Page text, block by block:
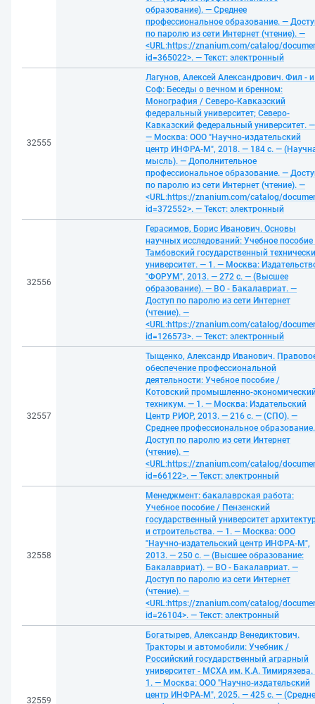
образование). — Среднее
профессиональное образование. —
по паролю из сети Интернет (чтение). —
<URL:https://znanium.com/catalog/
id=365022>. — Текст: электронный
32555
Лагунов, Алексей Александрович. Фил -
Соф: Беседы о вечном и бренном:
Монография / Северо-Кавказский
федеральный университет; Северо-
Кавказский федеральный университет.
— Москва: ООО "Научно-издательский
центр ИНФРА-М", 2018. — 184 с. —
мысль). — Дополнительное
профессиональное образование. —
по паролю из сети Интернет (чтение). —
<URL:https://znanium.com/catalog/
id=372552>. — Текст: электронный
32556
Герасимов, Борис Иванович. Основы
научных исследований: Учебное
Тамбовский государственный
университет. — 1. — Москва:
"ФОРУМ", 2013. — 272 с. — (Высшее
образование). — ВО - Бакалавриат. —
Доступ по паролю из сети Интернет
(чтение). —
<URL:https://znanium.com/catalog/
id=126573>. — Текст: электронный
32557
Тыщенко, Александр Иванович.
обеспечение профессиональной
деятельности: Учебное пособие /
Котовский промышленно-
техникум. — 1. — Москва: Издательский
Центр РИОР, 2013. — 216 с. — (СПО). —
Среднее профессиональное
Доступ по паролю из сети Интернет
(чтение). —
<URL:https://znanium.com/catalog/
id=66122>. — Текст: электронный
32558
Менеджмент: бакалаврская работа:
Учебное пособие / Пензенский
государственный университет
и строительства. — 1. — Москва: ООО
"Научно-издательский центр ИНФРА-М",
2013. — 250 с. — (Высшее образование:
Бакалавриат). — ВО - Бакалавриат. —
Доступ по паролю из сети Интернет
(чтение). —
<URL:https://znanium.com/catalog/
id=26104>. — Текст: электронный
32559
Богатырев, Александр Венедиктович.
Тракторы и автомобили: Учебник /
Российский государственный аграрный
университет - МСХА им. К.А.
1. — Москва: ООО "Научно-издательский
центр ИНФРА-М", 2025. — 425 с. —